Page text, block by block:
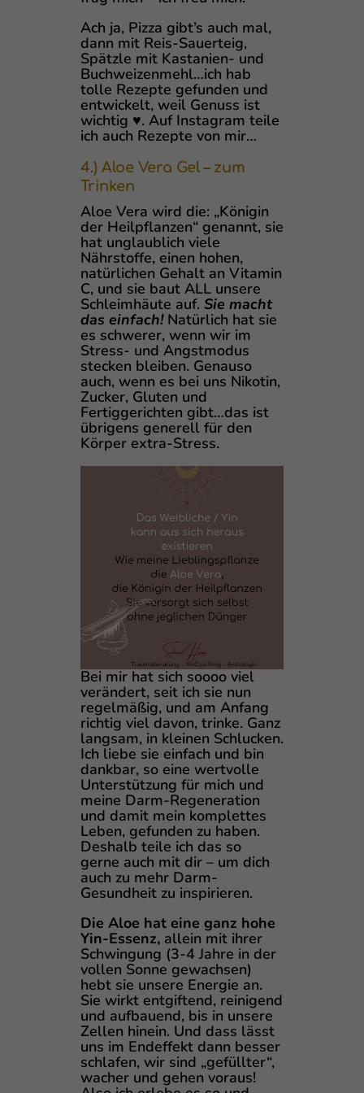
Ach ja, Pizza gibt’s auch mal,
dann mit Reis-Sauerteig,
Spätzle mit Kastanien- und
Buchweizenmehl…ich hab
tolle Rezepte gefunden und
entwickelt, weil Genuss ist
wichtig ♥. Auf Instagram teile
ich auch Rezepte von mir…
4.) Aloe Vera Gel – zum
Trinken
Aloe Vera wird die: „Königin
der Heilpflanzen“ genannt, sie
hat unglaublich viele
Nährstoffe, einen hohen,
natürlichen Gehalt an Vitamin
C, und sie baut ALL unsere
Schleimhäute auf. Sie macht
das einfach! Natürlich hat sie
es schwerer, wenn wir im
Stress- und Angstmodus
stecken bleiben. Genauso
auch, wenn es bei uns Nikotin,
Zucker, Gluten und
Fertiggerichten gibt…das ist
übrigens generell für den
Körper extra-Stress.
Bei mir hat sich soooo viel
verändert, seit ich sie nun
regelmäßig, und am Anfang
richtig viel davon, trinke. Ganz
langsam, in kleinen Schlucken.
Ich liebe sie einfach und bin
dankbar, so eine wertvolle
Unterstützung für mich und
meine Darm-Regeneration
und damit mein komplettes
Leben, gefunden zu haben.
Deshalb teile ich das so
gerne auch mit dir – um dich
auch zu mehr Darm-
Gesundheit zu inspirieren.
Die Aloe hat eine ganz hohe
Yin-Essenz,allein mit ihrer
Schwingung (3-4 Jahre in der
vollen Sonne gewachsen)
hebt sie unsere Energie an.
Sie wirkt entgiftend, reinigend
und aufbauend, bis in unsere
Zellen hinein. Und dass lässt
uns im Endeffekt dann besser
schlafen, wir sind „gefüllter“,
wacher und gehen voraus!